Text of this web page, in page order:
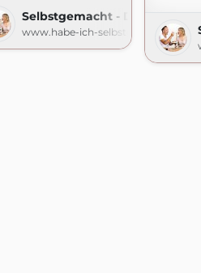
Selbstgemacht - Der Foodblog
www.habe-ich-selbstgemacht.de